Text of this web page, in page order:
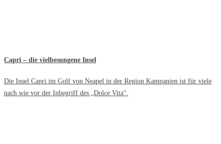
Capri – die vielbesungene Insel
Die Insel Capri im Golf von Neapel in der Region Kampanien ist für viele
nach wie vor der Inbegriff des „Dolce Vita“.